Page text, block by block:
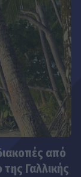
από
Γαλλικής